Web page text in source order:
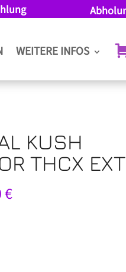
WEITERE INFOS
KUSH
THCX
€